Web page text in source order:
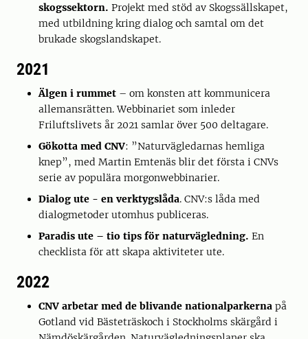
skogssektorn. Projekt med stöd av Skogssällskapet,
med utbildning kring dialog och samtal om det
brukade skogslandskapet.
2021
Älgen i rummet – om konsten att kommunicera
allemansrätten. Webbinariet som inleder
Friluftslivets år 2021 samlar över 500 deltagare.
Gökotta med CNV: ”Naturvägledarnas hemliga
knep”, med Martin Emtenäs blir det första i CNVs
serie av populära morgonwebbinarier.
Dialog ute - en verktygslåda. CNV:s låda med
dialogmetoder utomhus publiceras.
Paradis ute – tio tips för naturvägledning. En
checklista för att skapa aktiviteter ute.
2022
CNV arbetar med de blivande nationalparkerna på
Gotland vid Bästeträskoch i Stockholms skärgård i